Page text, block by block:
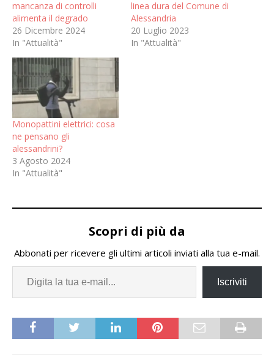
mancanza di controlli
alimenta il degrado
26 Dicembre 2024
In "Attualità"
linea dura del Comune di
Alessandria
20 Luglio 2023
In "Attualità"
Monopattini elettrici: cosa
ne pensano gli
alessandrini?
3 Agosto 2024
In "Attualità"
Scopri di più da
Abbonati per ricevere gli ultimi articoli inviati alla tua e-mail.
Iscriviti